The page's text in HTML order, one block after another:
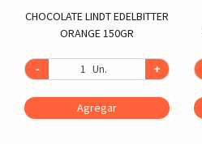
CHOCOLATE LINDT EDELBITTER
ORANGE 150GR
- Un. +
Agregar